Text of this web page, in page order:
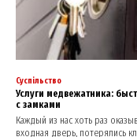
Суспільство
Услуги медвежатника:
с замками
Каждый из нас хоть раз
входная дверь, потерялись